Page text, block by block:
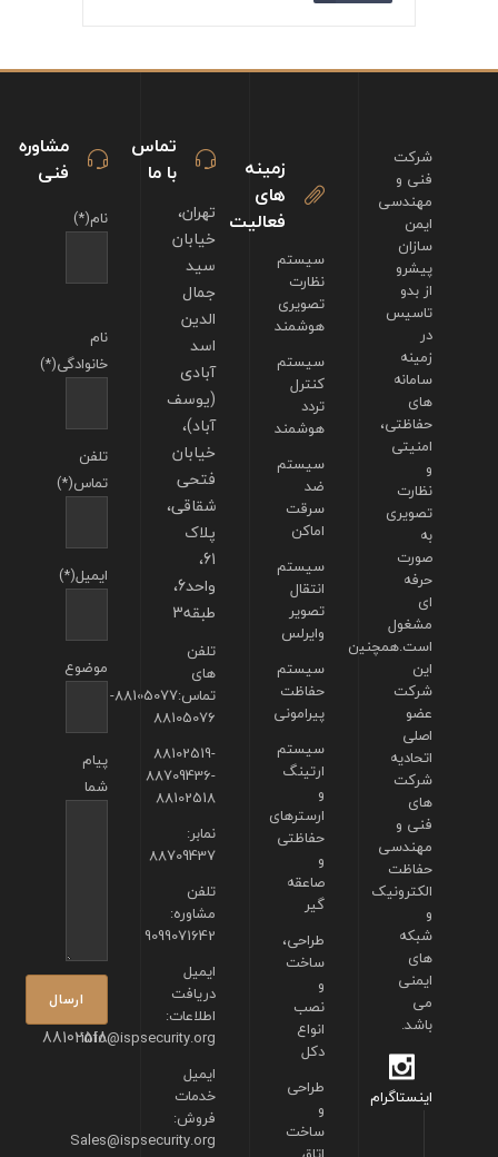
مشاوره
فنی
نام(*)
نام
خانوادگی(*)
تلفن
تماس(*)
ایمیل(*)
موضوع
پیام
شما
88102518
تماس
با ما
تهران،
خیابان
سید
جمال
الدین
اسد
آبادی
(یوسف
آباد)،
خیابان
فتحی
شقاقی،
پلاک
61،
واحد6،
طبقه3
تلفن
های
تماس:88105077-
88105076
88102519-
88709436-
88102518
نمابر:
88709437
تلفن
مشاوره:
9099071642
ایمیل
دریافت
اطلاعات:
info@ispsecurity.org
ایمیل
خدمات
فروش:
Sales@ispsecurity.org
زمینه
های
فعالیت
سیستم
نظارت
تصویری
هوشمند
سیستم
کنترل
تردد
هوشمند
سیستم
ضد
سرقت
اماکن
سیستم
انتقال
تصویر
وایرلس
سیستم
حفاظت
پیرامونی
سیستم
ارتینگ
و
ارسترهای
حفاظتی
و
صاعقه
گیر
طراحی،
ساخت
و
نصب
انواع
دکل
طراحی
و
ساخت
شرکت
فنی و
مهندسی
ایمن
سازان
پیشرو
از بدو
تاسیس
در
زمینه
سامانه
های
حفاظتی،
امنیتی
و
نظارت
تصویری
به
صورت
حرفه
ای
مشغول
است.همچنین
این
شرکت
عضو
اصلی
اتحادیه
شرکت
های
فنی و
مهندسی
حفاظت
الکترونیک
و
شبکه
های
ایمنی
می
باشد.
اینستاگرام